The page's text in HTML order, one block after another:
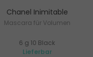
Chanel Inimitable
Mascara für Volumen
6 g 10 Black
Lieferbar